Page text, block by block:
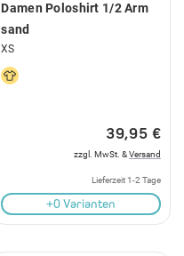
Damen Poloshirt 1/2 Arm
sand
XS
39,95 €
zzgl. MwSt. &Versand
Lieferzeit 1-2 Tage
+0 Varianten